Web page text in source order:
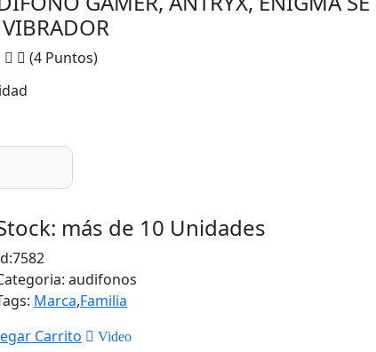
(4 Puntos)
más de 10 Unidades
7582
audifonos
Marca,Familia
Carrito
Video